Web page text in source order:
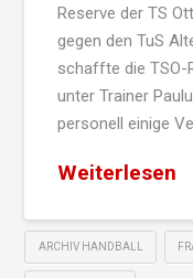
Reserve der TS
gegen den TuS
schaffte die TSO-
unter Trainer
personell einige
Weiterlesen
ARCHIV HANDBALL